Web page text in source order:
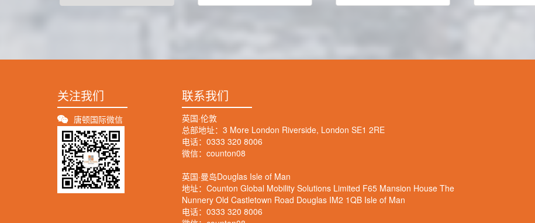
关注我们
唐顿国际微信
联系我们
英国·伦敦
总部地址：3 More London Riverside, London SE1 2RE
电话：0333 320 8006
微信：counton08
英国·曼岛Douglas Isle of Man
地址：Counton Global Mobility Solutions Limited F65 Mansion House The
Nunnery Old Castletown Road Douglas IM2 1QB Isle of Man
电话：0333 320 8006